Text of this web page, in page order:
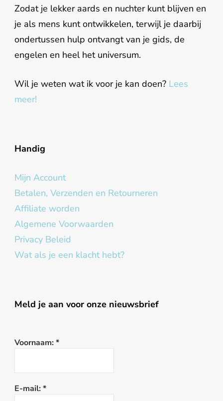
Zodat je lekker aards en nuchter kunt blijven en
je als mens kunt ontwikkelen, terwijl je daarbij
ondertussen hulp ontvangt van je gids, de
engelen en heel het universum.
Wil je weten wat ik voor je kan doen? Lees
meer!
Handig
Mijn Account
Betalen, Verzenden en Retourneren
Affiliate worden
Algemene Voorwaarden
Privacy Beleid
Wat als je een klacht hebt?
Meld je aan voor onze nieuwsbrief
Voornaam: *
E-mail: *